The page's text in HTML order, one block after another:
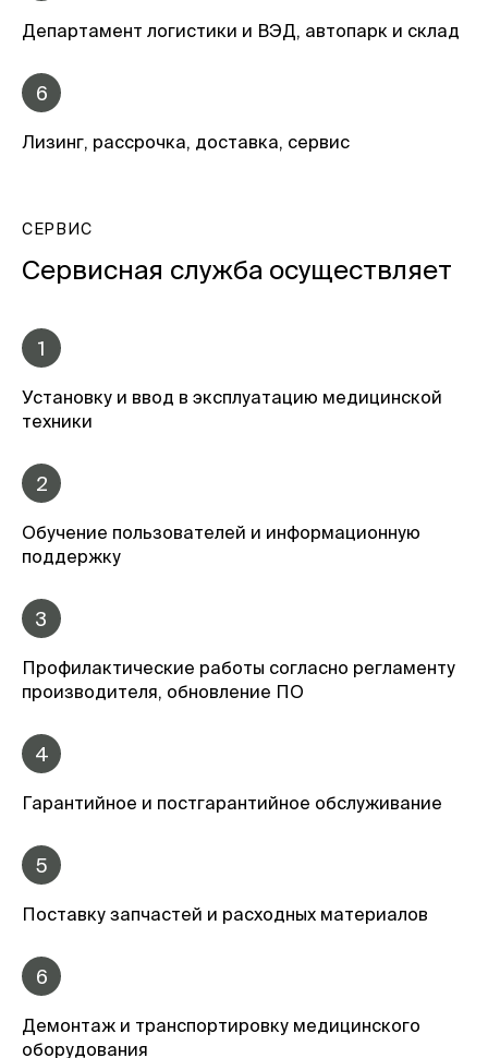
Департамент логистики и ВЭД, автопарк и склад
6
Лизинг, рассрочка, доставка, сервис
СЕРВИС
Сервисная служба осуществляет
1
Установку и ввод в эксплуатацию медицинской
техники
2
Обучение пользователей и информационную
поддержку
3
Профилактические работы согласно регламенту
производителя, обновление ПО
4
Гарантийное и постгарантийное обслуживание
5
Поставку запчастей и расходных материалов
6
Демонтаж и транспортировку медицинского
оборудования